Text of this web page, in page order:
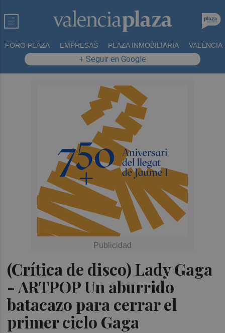
FORO PLAZA EMPRESAS PLAZA INMOBILIARIA VALÈNCIA
+ Seguir en Google
(Crítica de disco) Lady Gaga
- ARTPOP Un aburrido
batacazo para cerrar el
primer ciclo Gaga